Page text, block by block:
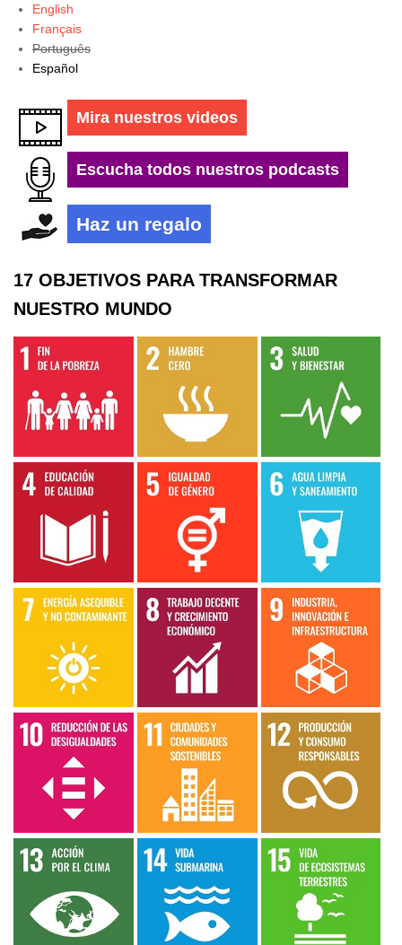
English
Français
Português
Español
Mira nuestros videos
Escucha todos nuestros podcasts
Haz un regalo
17 OBJETIVOS PARA TRANSFORMAR
NUESTRO MUNDO